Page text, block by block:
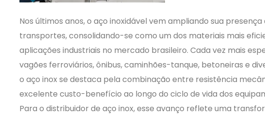
Nos últimos anos, o aço inoxidável vem ampliando sua
transportes, consolidando-se como um dos materiais mais
aplicações industriais no mercado brasileiro. Cada vez mais
vagões ferroviários, ônibus, caminhões-tanque, betoneiras e
o aço inox se destaca pela combinação entre resistência
excelente custo-benefício ao longo do ciclo de vida dos
Para o distribuidor de aço inox, esse avanço reflete uma